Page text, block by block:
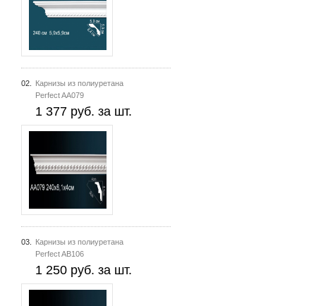
02.
Карнизы из полиуретана
Perfect AA079
1 377 руб. за шт.
03.
Карнизы из полиуретана
Perfect AB106
1 250 руб. за шт.